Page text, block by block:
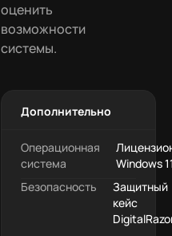
оценить
возможности
системы.
Дополнительно
Операционная
система
Windows
Безопасность
Защитный
кейс